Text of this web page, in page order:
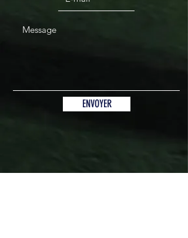
ENVOYER